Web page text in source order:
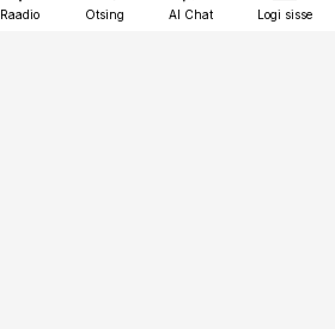
Raadio Otsing AI Chat Logi sisse